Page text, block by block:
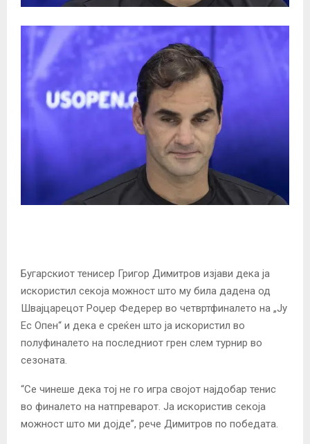
Бугарскиот тенисер Григор Димитров изјави дека ја
искористил секоја можност што му била дадена од
Швајцарецот Роџер Федерер во четвртфиналето на „Ју
Ес Опен“ и дека е среќен што ја искористил во
полуфиналето на последниот грен слем турнир во
сезоната.
“Се чинеше дека тој не го игра својот најдобар тенис
во финалето на натпреварот. Ја искористив секоја
можност што ми дојде”, рече Димитров по победата.